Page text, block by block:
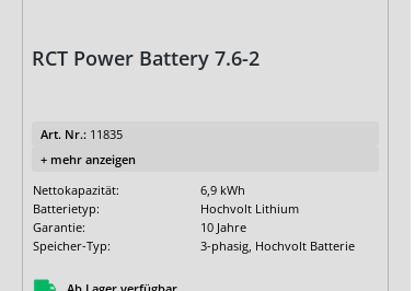
RCT Power Battery 7.6-2
Art. Nr.: 11835
+ mehr anzeigen
Nettokapazität:
6,9 kWh
Batterietyp:
Hochvolt Lithium
Garantie:
10 Jahre
Speicher-Typ:
3-phasig, Hochvolt Batterie
Ab Lager verfügbar